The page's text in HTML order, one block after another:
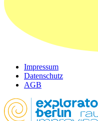
Impressum
Datenschutz
AGB